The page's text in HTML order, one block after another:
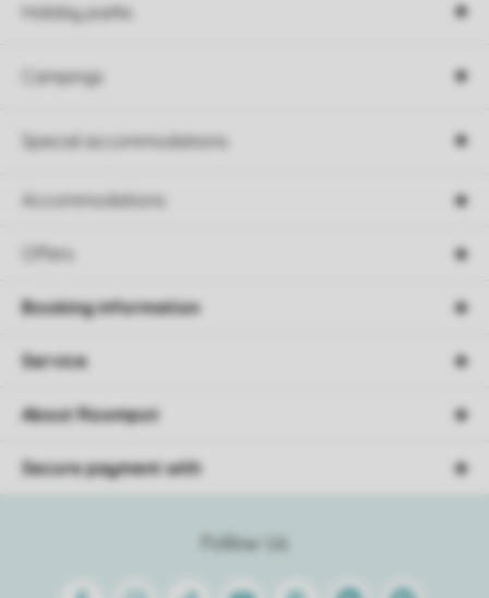
Holiday parks
Campings
Special accommodations
Accommodations
Offers
Follow Us
FacebookInstagram
Tiktok Youtube PinterestLinkedinSpotify
Booking information
Service
About Roompot
Secure payment with